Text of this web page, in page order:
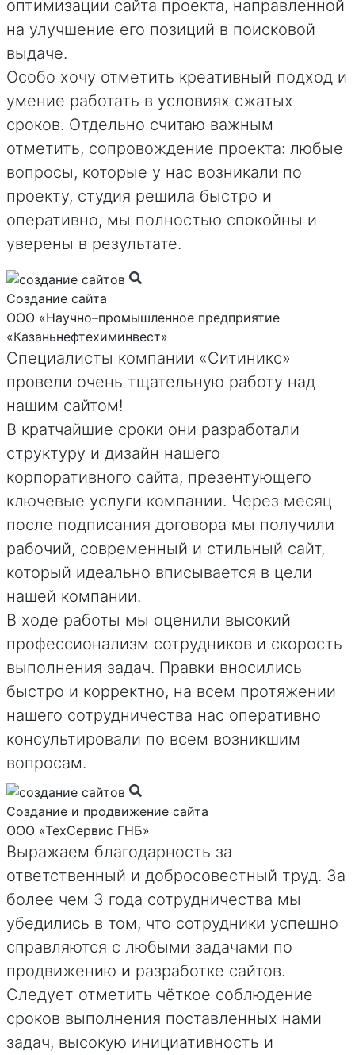
оптимизации сайта проекта, направленной
на улучшение его позиций в поисковой
выдаче.
Особо хочу отметить креативный подход и
умение работать в условиях сжатых
сроков. Отдельно считаю важным
отметить, сопровождение проекта: любые
вопросы, которые у нас возникали по
проекту, студия решила быстро и
оперативно, мы полностью спокойны и
уверены в результате.
Создание сайта
ООО «Научно–промышленное предприятие
«Казаньнефтехиминвест»
Специалисты компании «Ситиникс»
провели очень тщательную работу над
нашим сайтом!
В кратчайшие сроки они разработали
структуру и дизайн нашего
корпоративного сайта, презентующего
ключевые услуги компании. Через месяц
после подписания договора мы получили
рабочий, современный и стильный сайт,
который идеально вписывается в цели
нашей компании.
В ходе работы мы оценили высокий
профессионализм сотрудников и скорость
выполнения задач. Правки вносились
быстро и корректно, на всем протяжении
нашего сотрудничества нас оперативно
консультировали по всем возникшим
вопросам.
Создание и продвижение сайта
ООО «ТехСервис ГНБ»
Выражаем благодарность за
ответственный и добросовестный труд. За
более чем 3 года сотрудничества мы
убедились в том, что сотрудники успешно
справляются с любыми задачами по
продвижению и разработке сайтов.
Следует отметить чёткое соблюдение
сроков выполнения поставленных нами
задач, высокую инициативность и